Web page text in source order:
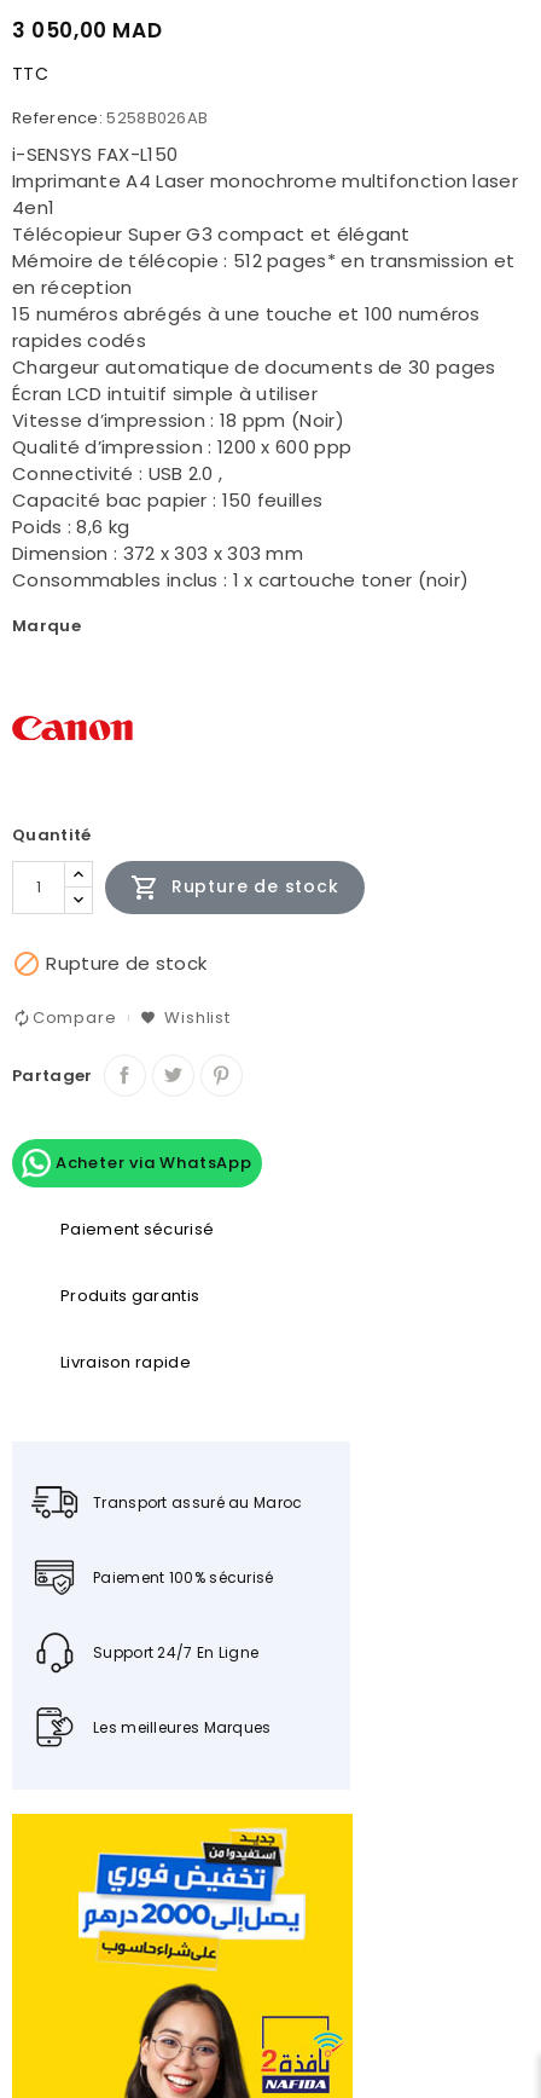
3 050,00 MAD
TTC
Reference: 5258B026AB
i-SENSYS FAX-L150
Imprimante A4 Laser monochrome multifonction laser
4en1
Télécopieur Super G3 compact et élégant
Mémoire de télécopie : 512 pages* en transmission et
en réception
15 numéros abrégés à une touche et 100 numéros
rapides codés
Chargeur automatique de documents de 30 pages
Écran LCD intuitif simple à utiliser
Vitesse d’impression : 18 ppm (Noir)
Qualité d’impression : 1200 x 600 ppp
Connectivité : USB 2.0 ,
Capacité bac papier : 150 feuilles
Poids : 8,6 kg
Dimension : 372 x 303 x 303 mm
Consommables inclus : 1 x cartouche toner (noir)
Marque
Quantité
 Rupture de stock
 Rupture de stock
Compare Wishlist
Partager
Acheter via WhatsApp
Paiement sécurisé
Produits garantis
Livraison rapide
Transport assuré au Maroc
Paiement 100% sécurisé
Support 24/7 En Ligne
Les meilleures Marques